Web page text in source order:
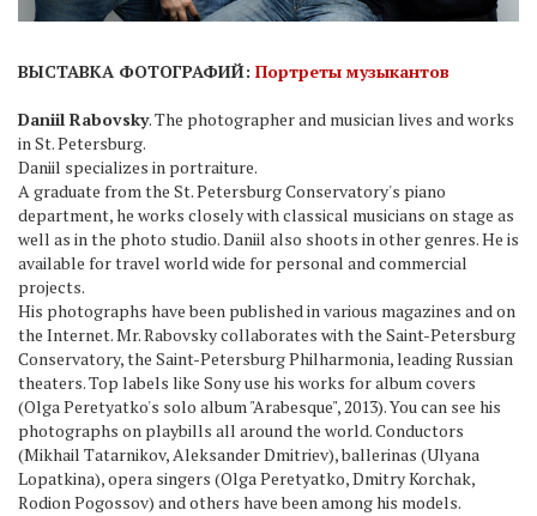
ВЫСТАВКА ФОТОГРАФИЙ: Портреты музыкантов
Daniil Rabovsky. The photographer and musician lives and works
in St. Petersburg.
Daniil specializes in portraiture.
A graduate from the St. Petersburg Conservatory's piano
department, he works closely with classical musicians on stage as
well as in the photo studio. Daniil also shoots in other genres. He is
available for travel world wide for personal and commercial
projects.
His photographs have been published in various magazines and on
the Internet. Mr. Rabovsky collaborates with the Saint-Petersburg
Conservatory, the Saint-Petersburg Philharmonia, leading Russian
theaters. Top labels like Sony use his works for album covers
(Olga Peretyatko's solo album "Arabesque", 2013). You can see his
photographs on playbills all around the world. Conductors
(Mikhail Tatarnikov, Aleksander Dmitriev), ballerinas (Ulyana
Lopatkina), opera singers (Olga Peretyatko, Dmitry Korchak,
Rodion Pogossov) and others have been among his models.